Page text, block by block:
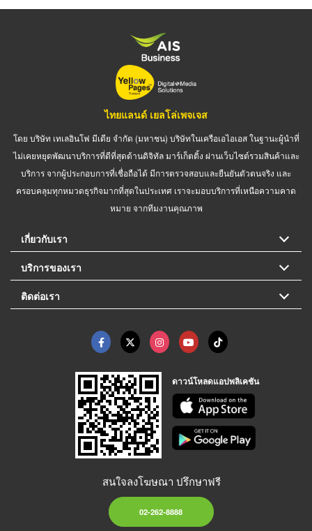
ไทยแลนด์ เยลโล่เพจเจส
โดย บริษัท เทเลอินโฟ มีเดีย จำกัด (มหาชน) บริษัทในเครือเอไอเอส ในฐานะผู้นำที่
ไม่เคยหยุดพัฒนาบริการที่ดีที่สุดด้านดิจิทัล มาร์เก็ตติ้ง ผ่านเว็บไซต์รวมสินค้าและ
บริการ จากผู้ประกอบการที่เชื่อถือได้ มีการตรวจสอบและยืนยันตัวตนจริง และ
ครอบคลุมทุกหมวดธุรกิจมากที่สุดในประเทศ เราจะมอบบริการที่เหนือความคาด
หมาย จากทีมงานคุณภาพ
เกี่ยวกับเรา
บริการของเรา
ติดต่อเรา
ดาวน์โหลดแอปพลิเคชัน
สนใจลงโฆษณา ปรึกษาฟรี
02-262-8888